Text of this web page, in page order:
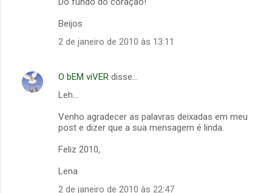
Beijos
2 de janeiro de 2010 às 13:11
O bEM viVER disse…
Leh...
Venho agradecer as palavras deixadas em meu
post e dizer que a sua mensagem é linda.
Feliz 2010,
Lena
2 de janeiro de 2010 às 22:47